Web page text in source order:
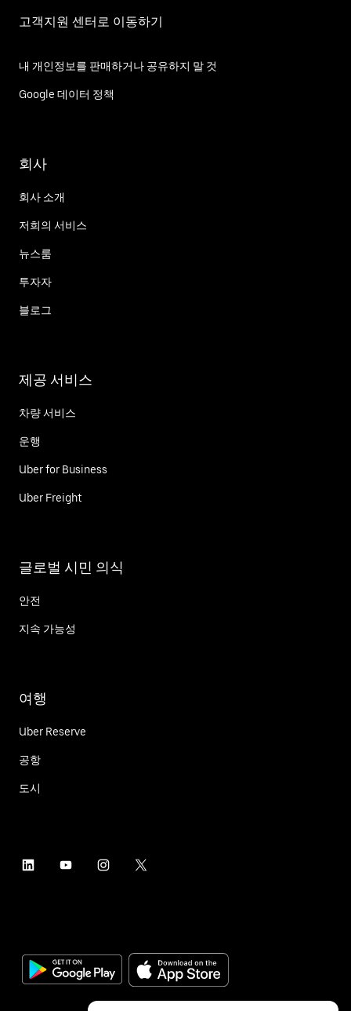
고객지원 센터로 이동하기
내 개인정보를 판매하거나 공유하지 말 것
Google 데이터 정책
회사
회사 소개
저희의 서비스
뉴스룸
투자자
블로그
제공 서비스
차량 서비스
운행
Uber for Business
Uber Freight
글로벌 시민 의식
안전
지속 가능성
여행
Uber Reserve
공항
도시